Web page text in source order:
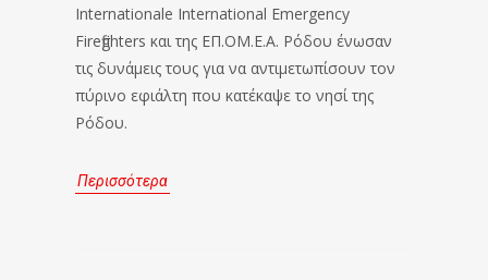
Internationale International Emergency
Firefighters και της ΕΠ.ΟΜ.Ε.Α. Ρόδου ένωσαν
τις δυνάμεις τους για να αντιμετωπίσουν τον
πύρινο εφιάλτη που κατέκαψε το νησί της
Ρόδου.
Περισσότερα